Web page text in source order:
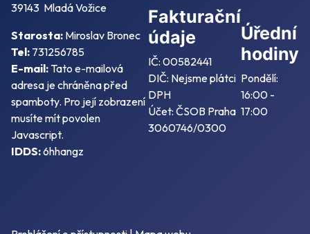
39143 Mladá Vožice
Starosta: Miroslav Bronec
Tel: 731256785
E-mail: Tato e-mailová
adresa je chráněna před
spamboty. Pro její zobrazení
musíte mít povolen
Javascript.
IDDS:6hhangz
Fakturační
údaje
IČ: 00582441
DIČ: Nejsme plátci
DPH
Účet: ČSOB Praha
3060746/0300
Úřední
hodiny
Pondělí:
16:00 -
17:00